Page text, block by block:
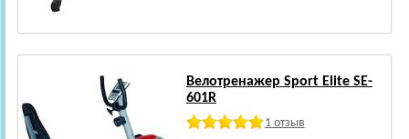
Велотренажер Sport Elite SE-
601R
1 отзыв